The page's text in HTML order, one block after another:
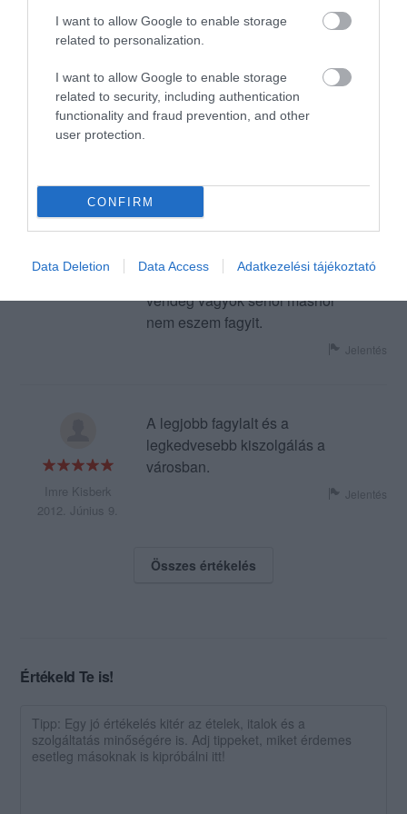
I want to allow Google to enable storage
related to personalization.
I want to allow Google to enable storage
related to security, including authentication
functionality and fraud prevention, and other
user protection.
CONFIRM
Data Deletion Data Access Adatkezelési tájékoztató
Jelentés
2013. Április 29.
A legjobb fagyi a világon.
Pont.
maradó pultost leszámítva
nagyon kedves és lelkes
gárda.
Rendszeres visszajáró
vendég vagyok sehol máshol
nem eszem fagyit.
Jelentés
Imre Kisberk
2012. Június 9.
A legjobb fagylalt és a
legkedvesebb kiszolgálás a
városban.
Jelentés
Összes értékelés
Értékeld Te is!